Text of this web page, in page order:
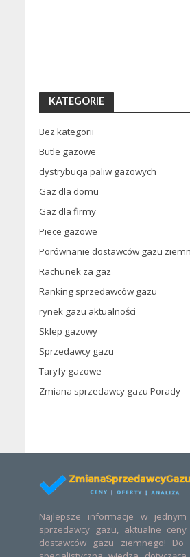
KATEGORIE
Bez kategorii
Butle gazowe
dystrybucja paliw gazowych
Gaz dla domu
Gaz dla firmy
Piece gazowe
Porównanie dostawców gazu
Rachunek za gaz
Ranking sprzedawców gazu
rynek gazu aktualności
Sklep gazowy
Sprzedawcy gazu
Taryfy gazowe
Zmiana sprzedawcy gazu Porady
Najlepsze informacje w
sprzedawcy gazu, aktualne
dostawców gazu ziemnego! Do